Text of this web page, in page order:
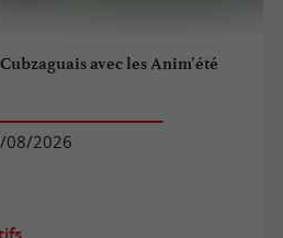
avec les Anim’été
08/2026